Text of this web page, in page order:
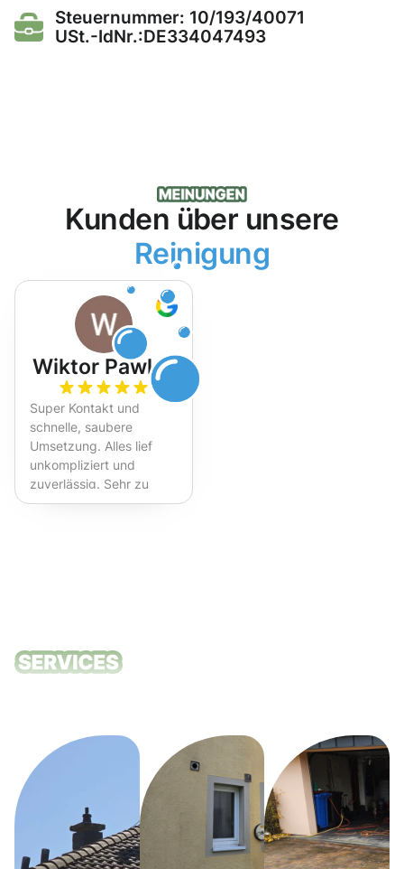
Steuernummer: 10/193/40071
USt.-IdNr.:DE334047493
Kunden über unsere
Reinigung
Wiktor Pawlak
Super Kontakt und
schnelle, saubere
Umsetzung. Alles lief
unkompliziert und
zuverlässig. Sehr zu
empfehlen!